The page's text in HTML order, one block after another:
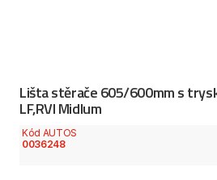
Lišta stěrače 605/600mm s
LF,RVI Midlum
Kód AUTOS
0036248